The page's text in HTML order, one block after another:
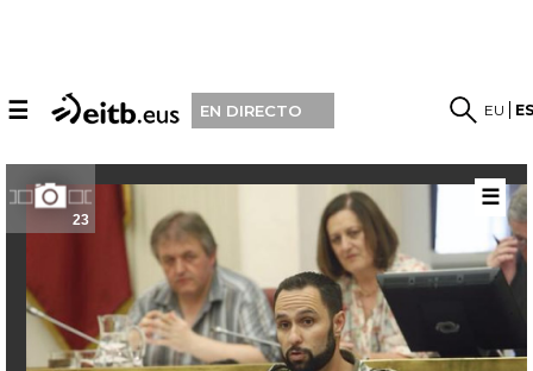
☰ EN DIRECTO EU
23
☰